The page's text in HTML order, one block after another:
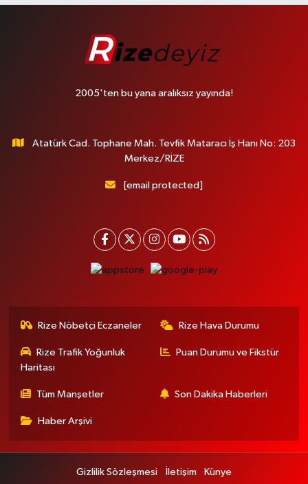
2005'ten bu yana aralıksız yayında!
Atatürk Cad. Tophane Mah. Tevfik Mataracı İş Hanı No: 203
Merkez/RİZE
[email protected]
Rize Nöbetçi Eczaneler Rize Hava Durumu
Rize Trafik Yoğunluk
Haritası
Puan Durumu ve Fikstür
Tüm Manşetler Son Dakika Haberleri
Haber Arşivi
Gizlilik Sözleşmesi İletişim Künye